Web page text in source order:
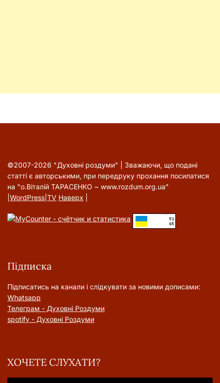
©2007-2026 "Духовні роздуми" | Зважаючи, що подані
статті є авторськими, при передруку прохання посилатися
на "о.Віталій ТАРАСЕНКО ~ www.rozdum.org.ua"
WordPress TV Наверх
Підписка
Підписатись на канали і слідкувати за новими дописами:
Whatsapp
Телеграм - Духовні Роздуми
spotify - Духовні Роздуми
ХОЧЕТЕ СЛУХАТИ?